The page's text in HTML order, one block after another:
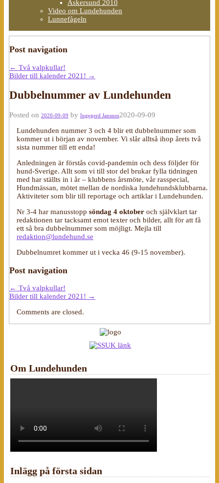
Askersund 2010
Video om Lundehunden
Lunnefågeln
Post navigation
← Två valpkullar!
Bilder till kalender 2021! →
Dubbelnummer av Lundehunden
Posted on 2020-09-09 by Ingegerd Jansson2020-09-09
Lundehunden nummer 3 och 4 blir ett dubbelnummer som
kommer ut i början av november. Vi slår alltså ihop årets två
sista nummer till ett enda!
Anledningen är förstås covid-pandemin och dess följder för
hund-Sverige. Allt som vi till stor del brukar fylla tidningen
med har ställts in i år – klubbens årsmöte, vår rasspecial,
Hundmässan, mötet mellan de nordiska lundehundsklubbarna.
Aktiviteter som blir till reportage och artiklar i Lundehunden.
Nr 3-4 har manusstopp söndag 4 oktober och självklart tar
redaktionen tar tacksamt emot texter och bilder, allt för att få
ett så bra dubbelnummer som möjligt. Mejla till
redaktion@lundehund.se
Dubbelnumret kommer ut i vecka 46 (9-15 november).
Post navigation
← Två valpkullar!
Bilder till kalender 2021! →
Comments are closed.
Om Lundehunden
Inlägg på första sidan